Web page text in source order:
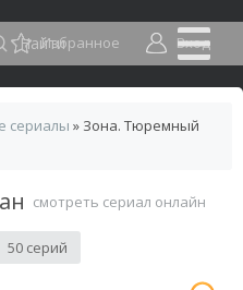
Избранное Вход
сериалы » Зона. Тюремный
смотреть сериал онлайн
50 серий